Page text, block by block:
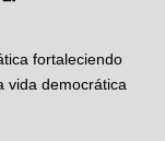
fortaleciendo
vida democrática